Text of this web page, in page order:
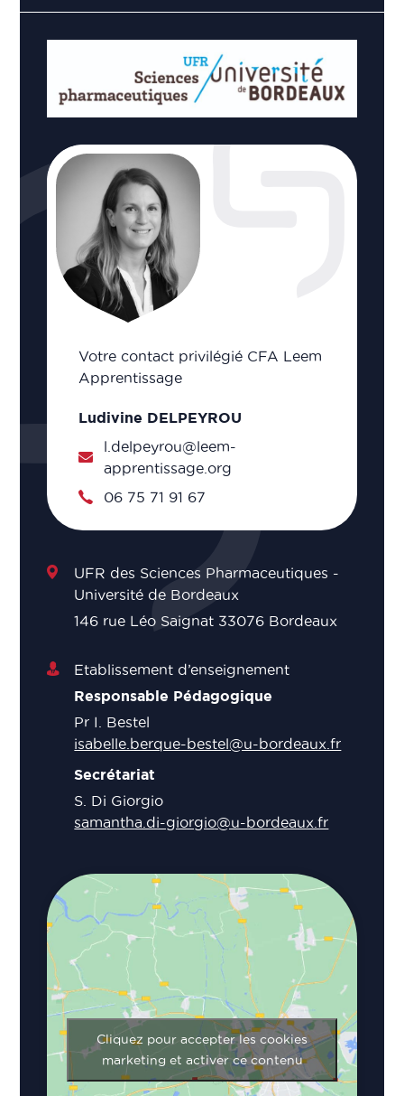
Votre contact privilégié CFA Leem
Apprentissage
Ludivine DELPEYROU
l.delpeyrou@leem-
apprentissage.org
06 75 71 91 67
UFR des Sciences Pharmaceutiques -
Université de Bordeaux
146 rue Léo Saignat 33076 Bordeaux
Etablissement d’enseignement
Responsable Pédagogique
Pr I. Bestel
isabelle.berque-bestel@u-bordeaux.fr
Secrétariat
S. Di Giorgio
samantha.di-giorgio@u-bordeaux.fr
Cliquez pour accepter les cookies
marketing et activer ce contenu